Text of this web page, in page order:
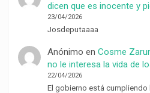
dicen que es inocente y
23/04/2026
Josdeputaaaa
Anónimo en Cosme
no le interesa la vida de
22/04/2026
El gobierno está cumpliendo